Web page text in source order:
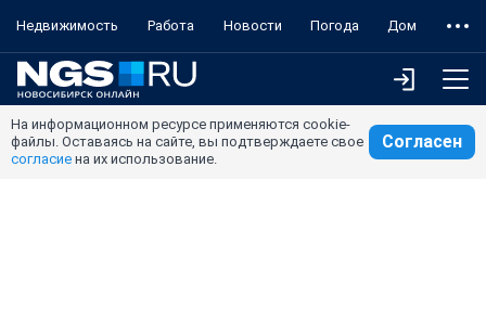
Недвижимость Работа Новости Погода Дом
На информационном ресурсе применяются cookie-
файлы. Оставаясь на сайте, вы подтверждаете свое
согласие на их использование.
Согласен